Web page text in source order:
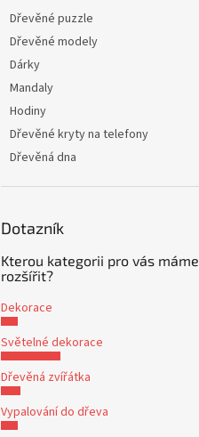
Dřevěné puzzle
Dřevěné modely
Dárky
Mandaly
Hodiny
Dřevěné kryty na telefony
Dřevěná dna
Dotazník
Kterou kategorii pro vás máme
rozšířit?
Dekorace
Světelné dekorace
Dřevěná zvířátka
Vypalování do dřeva